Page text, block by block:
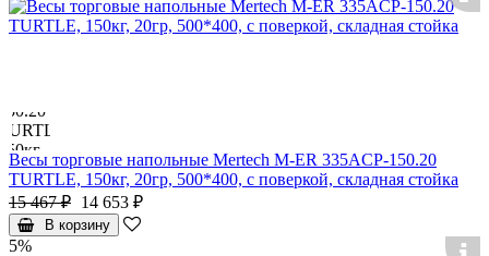
Весы торговые напольные Mertech M-ER 335ACP-150.20
TURTLE, 150кг, 20гр, 500*400, с поверкой, складная стойка
15 467 ₽ 14 653 ₽
В корзину
5%